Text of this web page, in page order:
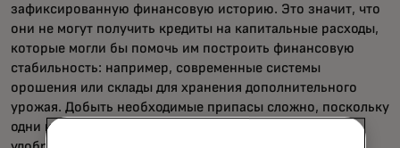
зафиксированную финансовую историю. Это значит, что
они не могут получить кредиты на капитальные расходы,
которые могли бы помочь им построить финансовую
стабильность: например, современные системы
орошения или склады для хранения дополнительного
урожая. Добыть необходимые припасы сложно, поскольку
одни и те же посредники являются их источником